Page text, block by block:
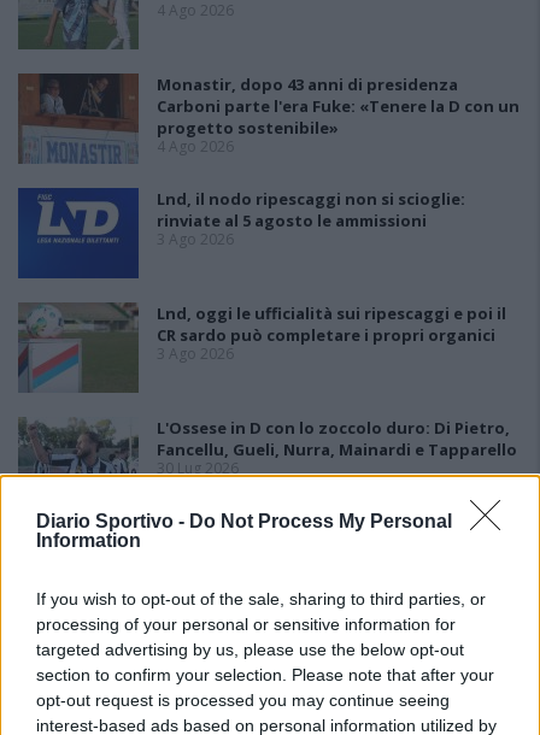
Diario Sportivo - Do Not Process My Personal
Information
If you wish to opt-out of the sale, sharing to third parties, or
processing of your personal or sensitive information for
targeted advertising by us, please use the below opt-out
section to confirm your selection. Please note that after your
opt-out request is processed you may continue seeing
interest-based ads based on personal information utilized by
4 Ago 2026
Monastir, dopo 43 anni di presidenza
Carboni parte l'era Fuke: «Tenere la D con un
progetto sostenibile»
4 Ago 2026
Lnd, il nodo ripescaggi non si scioglie:
rinviate al 5 agosto le ammissioni
3 Ago 2026
Lnd, oggi le ufficialità sui ripescaggi e poi il
CR sardo può completare i propri organici
3 Ago 2026
L'Ossese in D con lo zoccolo duro: Di Pietro,
Fancellu, Gueli, Nurra, Mainardi e Tapparello
30 Lug 2026